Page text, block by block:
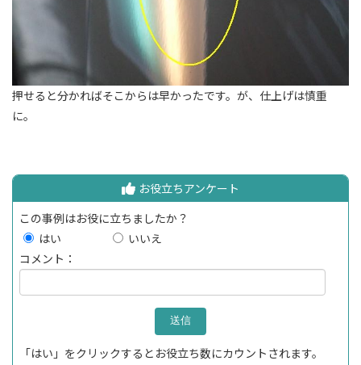
押せると分かればそこからは早かったです。が、仕上げは慎重
に。
お役立ちアンケート
この事例はお役に立ちましたか？
はい
いいえ
コメント：
「はい」をクリックするとお役立ち数にカウントされます。